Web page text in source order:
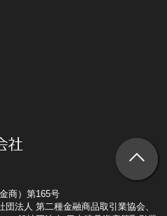
商）第165号
法人 第二種金融商品取引業協会、